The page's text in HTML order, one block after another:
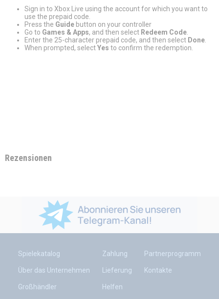
Sign in to Xbox Live using the account for which you want to
use the prepaid code.
Press the Guide button on your controller
Go to Games & Apps, and then select Redeem Code
Enter the 25-character prepaid code, and then select Done
When prompted, selectYes to confirm the redemption.
Rezensionen
Spielekatalog
Über das Unternehmen
Großhändler
Zahlung
Lieferung
Helfen
Partnerprogramm
Kontakte